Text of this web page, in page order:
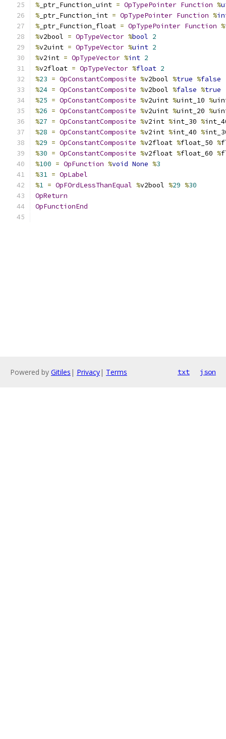
% _ptr_Function_uint = OpTypePointer Function %
% _ptr_Function_int = OpTypePointer Function %
% _ptr_Function_float = OpTypePointer Function %
%v2bool = OpTypeVector %bool 2
%v2uint = OpTypeVector %uint 2
%v2int = OpTypeVector %int 2
%v2float = OpTypeVector %float 2
%23 = OpConstantComposite %v2bool %true %false
%24 = OpConstantComposite %v2bool %false %true
%25 = OpConstantComposite %v2uint %uint_10 %
%26 = OpConstantComposite %v2uint %uint_20 %
%27 = OpConstantComposite %v2int %int_30 %
%28 = OpConstantComposite %v2int %int_40 %
%29 = OpConstantComposite %v2float %float_50 %
%30 = OpConstantComposite %v2float %float_60 %
%100 = OpFunction %void None %3
%31 = OpLabel
%1 = OpFOrdLessThanEqual %v2bool %29 %30
OpReturn
OpFunctionEnd
Powered by Gitiles | Privacy| Terms txt json